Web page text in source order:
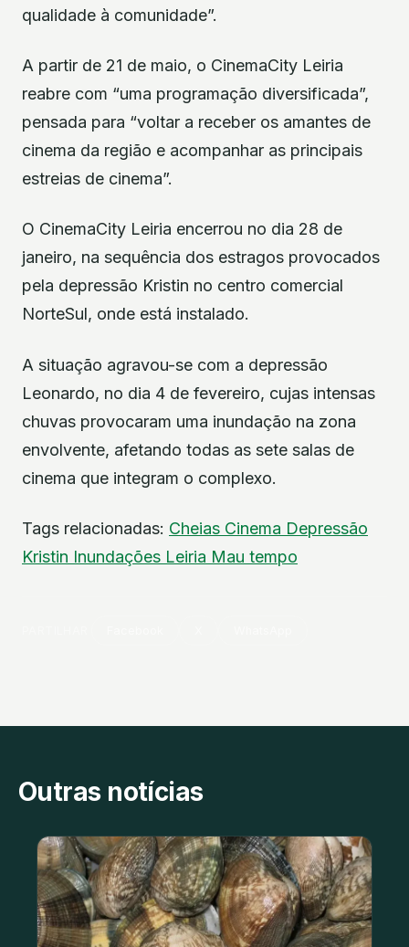
qualidade à comunidade”.
A partir de 21 de maio, o CinemaCity Leiria
reabre com “uma programação diversificada”,
pensada para “voltar a receber os amantes de
cinema da região e acompanhar as principais
estreias de cinema”.
O CinemaCity Leiria encerrou no dia 28 de
janeiro, na sequência dos estragos provocados
pela depressão Kristin no centro comercial
NorteSul, onde está instalado.
A situação agravou-se com a depressão
Leonardo, no dia 4 de fevereiro, cujas intensas
chuvas provocaram uma inundação na zona
envolvente, afetando todas as sete salas de
cinema que integram o complexo.
Tags relacionadas: Cheias Cinema Depressão
Kristin Inundações Leiria Mau tempo
Outras notícias